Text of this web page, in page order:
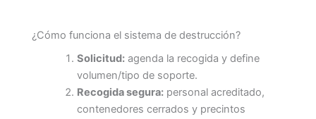
¿Cómo funciona el sistema de destrucción?
Solicitud:agenda la recogida y define
volumen/tipo de soporte.
Recogida segura:personal acreditado,
contenedores cerrados y precintos